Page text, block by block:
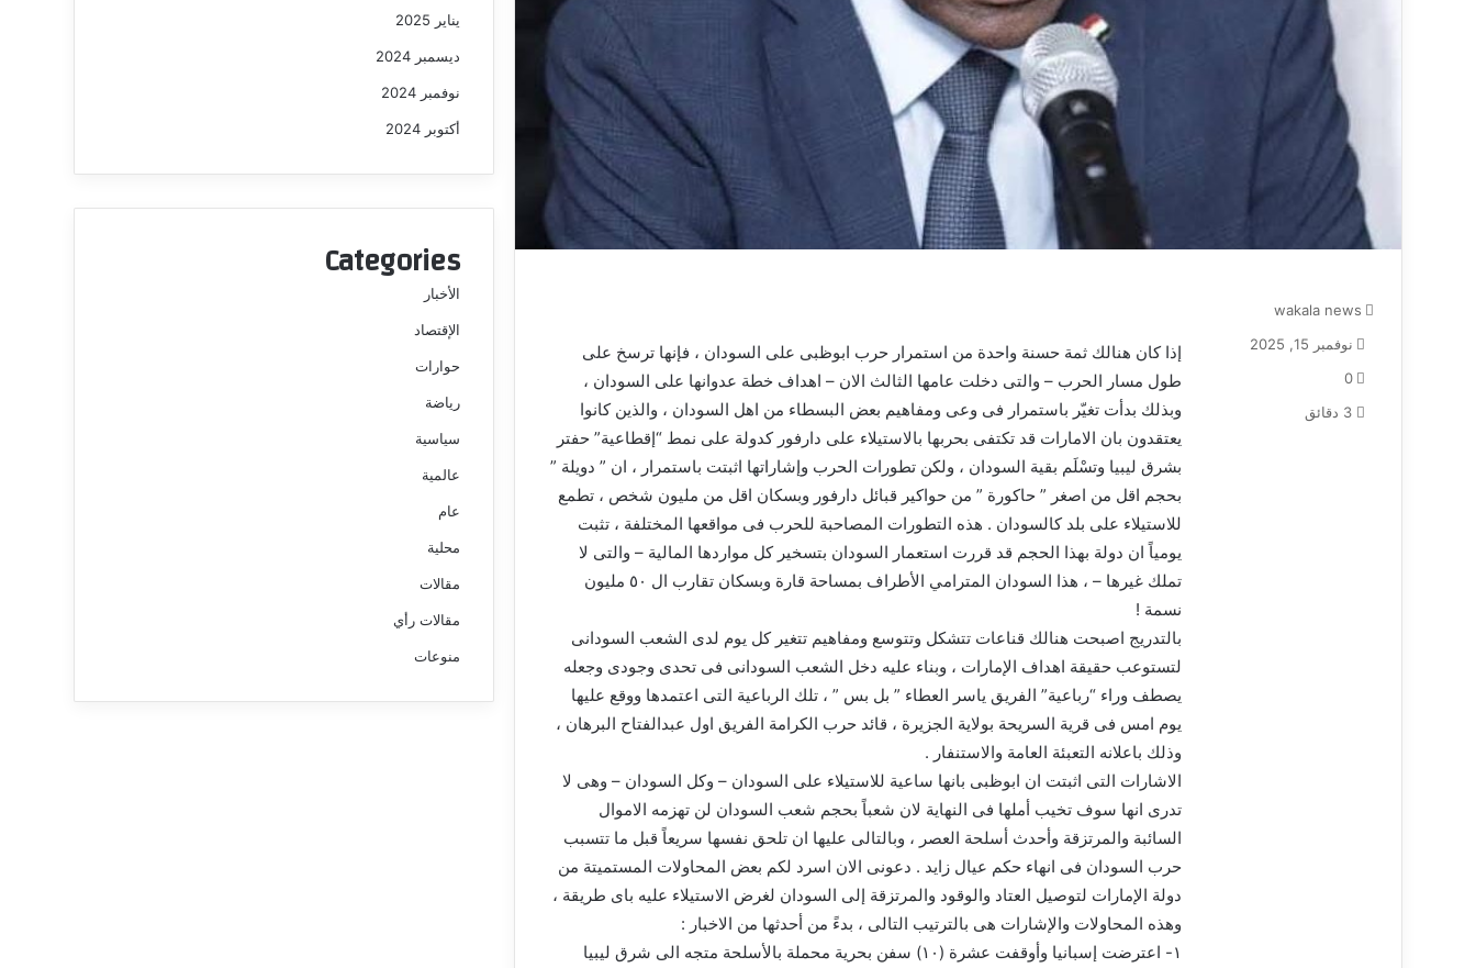
إذا كان هنالك ثمة حسنة واحدة من استمرار حرب ابوظبى على السودان ، فإنها ترسخ على
طول مسار الحرب – والتى دخلت عامها الثالث الان – اهداف خطة عدوانها على السودان ،
وبذلك بدأت تغيّر باستمرار فى وعى ومفاهيم بعض البسطاء من اهل السودان ، والذين كانوا
يعتقدون بان الامارات قد تكتفى بحربها بالاستيلاء على دارفور كدولة على نمط “إقطاعية” حفتر
بشرق ليبيا وتسْلَم بقية السودان ، ولكن تطورات الحرب وإشاراتها اثبتت باستمرار ، ان ” دويلة ”
بحجم اقل من اصغر ” حاكورة ” من حواكير قبائل دارفور وبسكان اقل من مليون شخص ، تطمع
للاستيلاء على بلد كالسودان . هذه التطورات المصاحبة للحرب فى مواقعها المختلفة ، تثبت
يومياً ان دولة بهذا الحجم قد قررت استعمار السودان بتسخير كل مواردها المالية – والتى لا
تملك غيرها – ، هذا السودان المترامي الأطراف بمساحة قارة وبسكان تقارب ال ٥٠ مليون
نسمة !
بالتدريج اصبحت هنالك قناعات تتشكل وتتوسع ومفاهيم تتغير كل يوم لدى الشعب السودانى
لتستوعب حقيقة اهداف الإمارات ، وبناء عليه دخل الشعب السودانى فى تحدى وجودى وجعله
يصطف وراء “رباعية” الفريق ياسر العطاء ” بل بس ” ، تلك الرباعية التى اعتمدها ووقع عليها
يوم امس فى قرية السريحة بولاية الجزيرة ، قائد حرب الكرامة الفريق اول عبدالفتاح البرهان ،
وذلك باعلانه التعبئة العامة والاستنفار .
الاشارات التى اثبتت ان ابوظبى بانها ساعية للاستيلاء على السودان – وكل السودان – وهى لا
تدرى انها سوف تخيب أملها فى النهاية لان شعباً بحجم شعب السودان لن تهزمه الاموال
السائبة والمرتزقة وأحدث أسلحة العصر ، وبالتالى عليها ان تلحق نفسها سريعاً قبل ما تتسبب
حرب السودان فى انهاء حكم عيال زايد . دعونى الان اسرد لكم بعض المحاولات المستميتة من
دولة الإمارات لتوصيل العتاد والوقود والمرتزقة إلى السودان لغرض الاستيلاء عليه باى طريقة ،
وهذه المحاولات والإشارات هى بالترتيب التالى ، بدءً من أحدثها من الاخبار :
١- اعترضت إسبانيا وأوقفت عشرة (١٠) سفن بحرية محملة بالأسلحة متجه الى شرق ليبيا
wakala news
نوفمبر 15, 2025
0
يناير 2025
ديسمبر 2024
نوفمبر 2024
أكتوبر 2024
Categories
الأخبار
الإقتصاد
حوارات
رياضة
سياسية
عالمية
عام
محلية
مقالات
مقالات رأي
منوعات